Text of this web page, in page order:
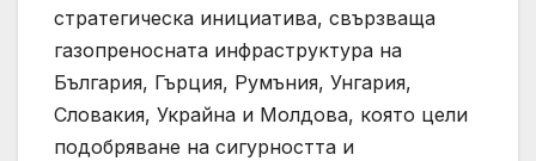
стратегическа инициатива, свързваща
газопреносната инфраструктура на
България, Гърция, Румъния, Унгария,
Словакия, Украйна и Молдова, която цели
подобряване на сигурността и